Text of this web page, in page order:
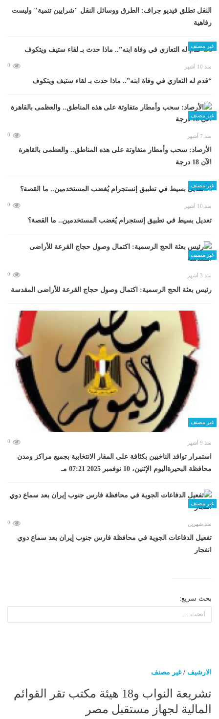
​النقل تطلق فيديو جراف: الطرق ووسائل النقل "شرايين تنمية" وليست
رفاهية
غير مصنف
منذ 10 أشهر 0
“قدم له التعازي في وفاة ابنه”.. ماذا حدث بـ لقاء ستيف ويتكوف
غير مصنف
منذ 7 أشهر 0
الأرصاد: سحب وأمطار متفاوتة على هذه المناطق.. والعظمى بالقاهرة
الآن 18 درجة
غير مصنف
منذ 10 أشهر 0
تعديل بسيط في تطبيق إنستجرام يُغضب المستخدمين.. ما القصة؟
غير مصنف
منذ 3 أشهر 0
رئيس بعثة الحج الرسمية: اكتمال وصول حجاج القرعة للأراضى المقدسة
غير مصنف
منذ 9 أشهر 0
استمرار توافد الناخبين بكثافة على المقار الانتخابية بجميع مراكز ومدن
محافظة البحيرةاليوم الإثنين، 10 نوفمبر 2025 07:21 مـ
غير مصنف
منذ شهرين 0
تفعيل الدفاعات الجوية في محافظة فارس جنوب إيران بعد سماع دوي
انفجار
بحث سريع:
الارشيف /غير مصنف
تشريعة النواب و18 هيئة مكتب تقر القوائم
المالية لجهاز مستقبل مصر